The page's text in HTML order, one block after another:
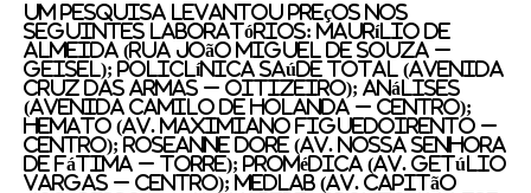
Um Pesquisa Levantou Preços nos
Seguintes Laboratórios: Maurílio de
Almeida (Rua João Miguel de Souza –
Geisel); Policlínica Saúde Total (Avenida
Cruz Das Armas – Oitizeiro); Análises
(Avenida Camilo de Holanda – Centro);
Hemato (Av. Maximiano Figuedoirento –
Centro); Roseanne Dore (Av. Nossa Senhora
de Fátima – Torre); Promédica (av. Getúlio
vargas – centro); Medlab (Av. Capitão